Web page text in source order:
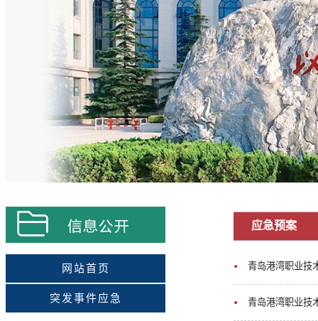
网站首页
突发事件应急
应急预案
青岛港湾职业技
青岛港湾职业技